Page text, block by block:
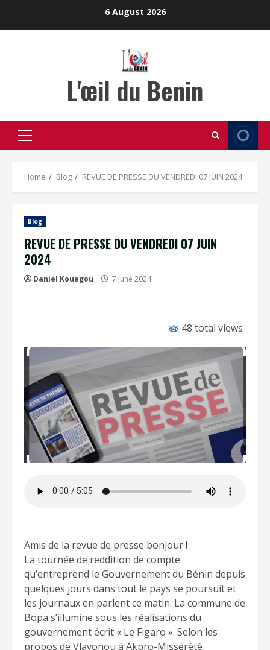
6 August 2026
L'œil du Benin
Primary
Menu
Home Blog REVUE DE PRESSE DU VENDREDI 07 JUIN 2024
Blog
REVUE DE PRESSE DU VENDREDI 07 JUIN
2024
Daniel Kouagou 7 June 2024
48 total views
Amis de la revue de presse bonjour !
La tournée de reddition de compte
qu’entreprend le Gouvernement du Bénin depuis
quelques jours dans tout le pays se poursuit et
les journaux en parlent ce matin. La commune de
Bopa s’illumine sous les réalisations du
gouvernement écrit « Le Figaro ». Selon les
propos de Vlavonou à Akpro-Missérété